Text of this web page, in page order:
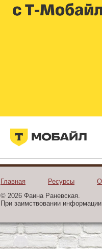
Главная Ресурсы
© 2026 Фаина Раневская.
При заимствовании